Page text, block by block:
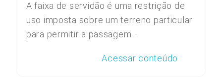
A faixa de servidão é uma restrição de
uso imposta sobre um terreno particular
para permitir a passagem...
Acessar conteúdo